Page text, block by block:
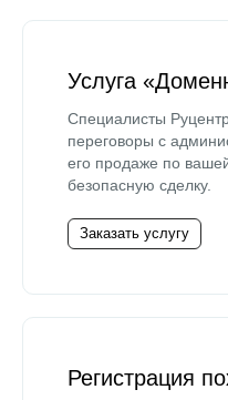
Услуга
Специалисты
переговоры с
его продаже по
безопасную сделку.
Заказать услугу
Регистрация